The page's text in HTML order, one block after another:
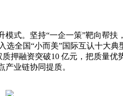
。坚持“一企一策”靶向帮扶
全国“小而美”国际互认十大
押融资突破10 亿元，把质量
业链协同提质。